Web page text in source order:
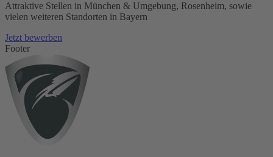
Attraktive Stellen in München & Umgebung, Rosenheim, sowie
vielen weiteren Standorten in Bayern
Jetzt bewerben
Footer